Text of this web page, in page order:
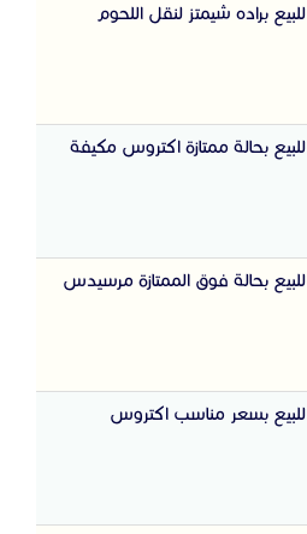
للبيع براده شيمتز لنقل اللحوم
للبيع بحالة ممتازة اكتروس مكيفة
للبيع بحالة فوق الممتازة مرسيدس
للبيع بسعر مناسب اكتروس